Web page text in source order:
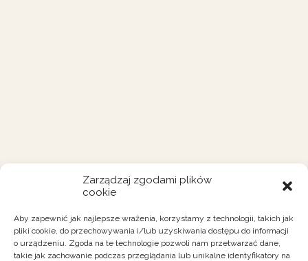
Zarządzaj zgodami plików
cookie
Aby zapewnić jak najlepsze wrażenia, korzystamy z technologii, takich jak
pliki cookie, do przechowywania i/lub uzyskiwania dostępu do informacji
o urządzeniu. Zgoda na te technologie pozwoli nam przetwarzać dane,
takie jak zachowanie podczas przeglądania lub unikalne identyfikatory na